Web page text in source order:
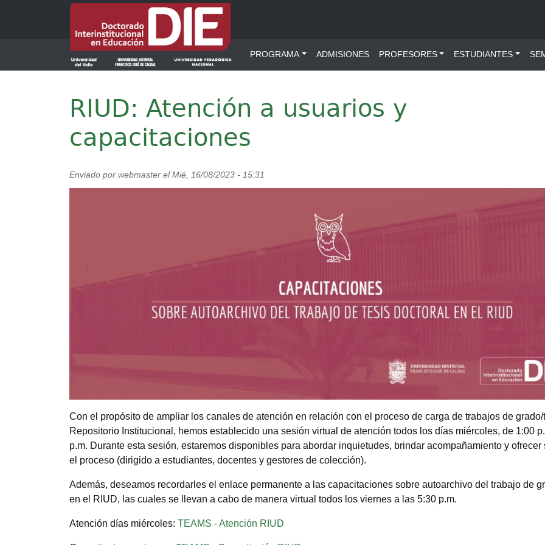
Pasar al contenido principal
Menú principal
PROGRAMA ADMISIONES PROFESORES ESTUDIANTES
RIUD: Atención a usuarios y
capacitaciones
Enviado por webmaster el Mié, 16/08/2023 - 15:31
Con el propósito de ampliar los canales de atención en relación con el proceso de carga de trabajos de grado/
Repositorio Institucional, hemos establecido una sesión virtual de atención todos los días miércoles, de 1:00
p.m. Durante esta sesión, estaremos disponibles para abordar inquietudes, brindar acompañamiento y ofrecer
el proceso (dirigido a estudiantes, docentes y gestores de colección).
Además, deseamos recordarles el enlace permanente a las capacitaciones sobre autoarchivo del trabajo de
en el RIUD, las cuales se llevan a cabo de manera virtual todos los viernes a las 5:30 p.m.
Atención días miércoles: TEAMS - Atención RIUD